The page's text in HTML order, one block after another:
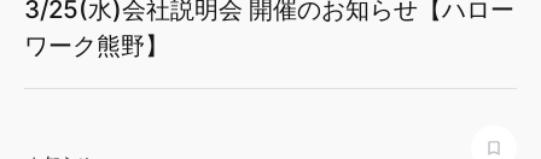
3/25(水)会社説明会 開催のお知らせ【ハロー
ワーク熊野】